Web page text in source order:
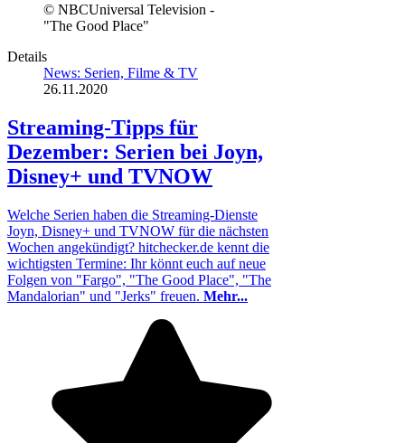
© NBCUniversal Television -
"The Good Place"
Details
News: Serien, Filme & TV
26.11.2020
Streaming-Tipps für
Dezember: Serien bei Joyn,
Disney+ und TVNOW
Welche Serien haben die Streaming-Dienste
Joyn, Disney+ und TVNOW für die nächsten
Wochen angekündigt? hitchecker.de kennt die
wichtigsten Termine: Ihr könnt euch auf neue
Folgen von "Fargo", "The Good Place", "The
Mandalorian" und "Jerks" freuen. Mehr...